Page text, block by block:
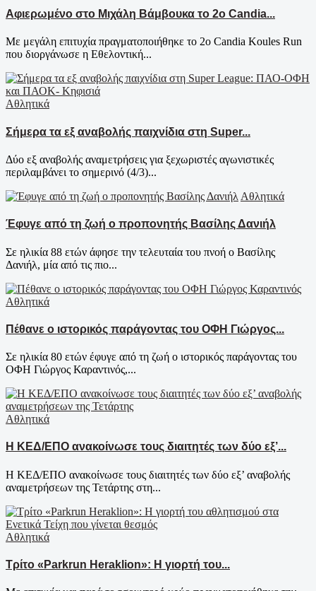
Αφιερωμένο στο Μιχάλη Βάμβουκα το 2ο Candia...
Με μεγάλη επιτυχία πραγματοποιήθηκε το 2ο Candia Koules Run
που διοργάνωσε η Εθελοντική...
Αθλητικά
Σήμερα τα εξ αναβολής παιχνίδια στη Super...
Δύο εξ αναβολής αναμετρήσεις για ξεχωριστές αγωνιστικές
περιλαμβάνει το σημερινό (4/3)...
Αθλητικά
Έφυγε από τη ζωή ο προπονητής Βασίλης Δανιήλ
Σε ηλικία 88 ετών άφησε την τελευταία του πνοή ο Βασίλης
Δανιήλ, μία από τις πιο...
Αθλητικά
Πέθανε ο ιστορικός παράγοντας του ΟΦΗ Γιώργος...
Σε ηλικία 80 ετών έφυγε από τη ζωή ο ιστορικός παράγοντας του
ΟΦΗ Γιώργος Καραντινός,...
Αθλητικά
Η ΚΕΔ/ΕΠΟ ανακοίνωσε τους διαιτητές των δύο εξ’...
Η ΚΕΔ/ΕΠΟ ανακοίνωσε τους διαιτητές των δύο εξ’ αναβολής
αναμετρήσεων της Τετάρτης στη...
Αθλητικά
Τρίτο «Parkrun Heraklion»: Η γιορτή του...